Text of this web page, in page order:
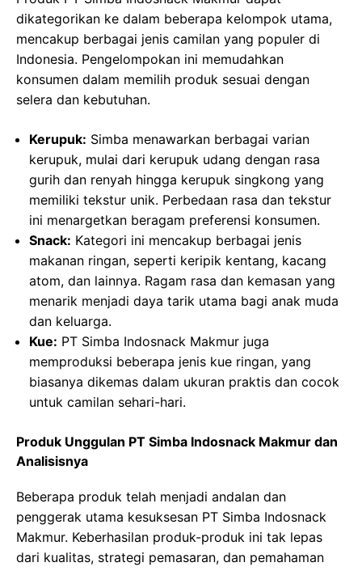
dikategorikan ke dalam beberapa kelompok utama,
mencakup berbagai jenis camilan yang populer di
Indonesia. Pengelompokan ini memudahkan
konsumen dalam memilih produk sesuai dengan
selera dan kebutuhan.
Kerupuk: Simba menawarkan berbagai varian
kerupuk, mulai dari kerupuk udang dengan rasa
gurih dan renyah hingga kerupuk singkong yang
memiliki tekstur unik. Perbedaan rasa dan tekstur
ini menargetkan beragam preferensi konsumen.
Snack: Kategori ini mencakup berbagai jenis
makanan ringan, seperti keripik kentang, kacang
atom, dan lainnya. Ragam rasa dan kemasan yang
menarik menjadi daya tarik utama bagi anak muda
dan keluarga.
Kue: PT Simba Indosnack Makmur juga
memproduksi beberapa jenis kue ringan, yang
biasanya dikemas dalam ukuran praktis dan cocok
untuk camilan sehari-hari.
Produk Unggulan PT Simba Indosnack Makmur dan
Analisisnya
Beberapa produk telah menjadi andalan dan
penggerak utama kesuksesan PT Simba Indosnack
Makmur. Keberhasilan produk-produk ini tak lepas
dari kualitas, strategi pemasaran, dan pemahaman